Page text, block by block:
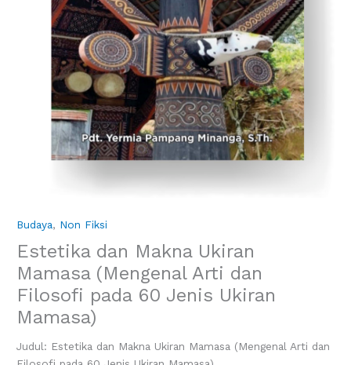
Budaya, Non Fiksi
Estetika dan Makna Ukiran
Mamasa (Mengenal Arti dan
Filosofi pada 60 Jenis Ukiran
Mamasa)
Judul: Estetika dan Makna Ukiran Mamasa (Mengenal Arti dan